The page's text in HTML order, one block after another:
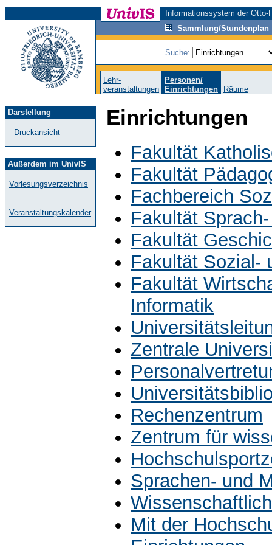
Informationssystem der
Sammlung/Stundenplan
Suche:
Lehr-
veranstaltungen
Personen/
Einrichtungen
Räume
Darstellung
Druckansicht
Außerdem im UnivIS
Vorlesungsverzeichnis
Veranstaltungskalender
Einrichtungen
Fakultät
Fakultät
Fachbereich
Fakultät
Fakultät
Fakultät Sozial-
Fakultät
Informatik
Zentrale
Rechenzentrum
Zentrum für
Sprachen- und
Mit der